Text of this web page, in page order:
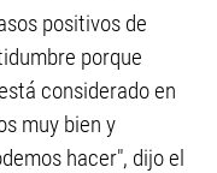
positivos de
porque
considerado en
muy bien y
hacer", dijo el